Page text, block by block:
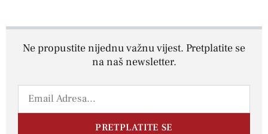
Ne propustite nijednu važnu vijest. Pretplatite se
na naš newsletter.
PRETPLATITE SE